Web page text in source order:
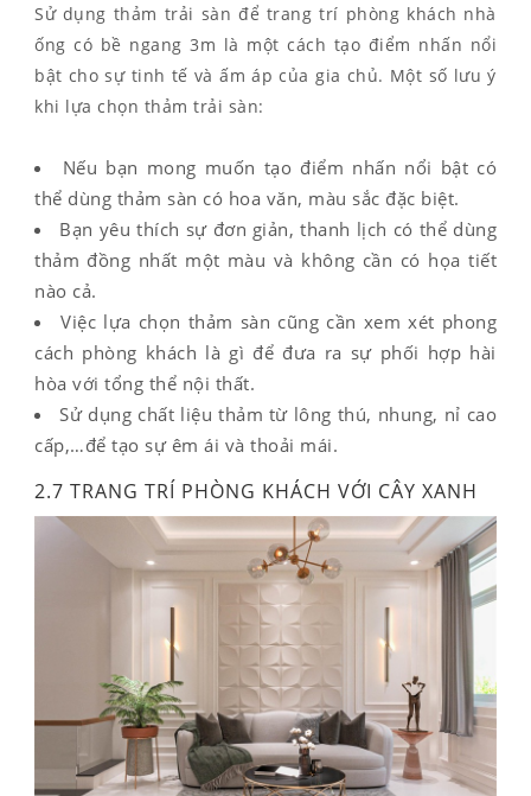
Sử dụng thảm trải sàn để trang trí phòng khách nhà
ống có bề ngang 3m là một cách tạo điểm nhấn nổi
bật cho sự tinh tế và ấm áp của gia chủ. Một số lưu ý
khi lựa chọn thảm trải sàn:
Nếu bạn mong muốn tạo điểm nhấn nổi bật có
thể dùng thảm sàn có hoa văn, màu sắc đặc biệt.
Bạn yêu thích sự đơn giản, thanh lịch có thể dùng
thảm đồng nhất một màu và không cần có họa tiết
nào cả.
Việc lựa chọn thảm sàn cũng cần xem xét phong
cách phòng khách là gì để đưa ra sự phối hợp hài
hòa với tổng thể nội thất.
Sử dụng chất liệu thảm từ lông thú, nhung, nỉ cao
cấp,…để tạo sự êm ái và thoải mái.
2.7 TRANG TRÍ PHÒNG KHÁCH VỚI CÂY XANH